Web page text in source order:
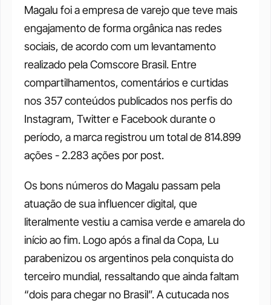
Magalu foi a empresa de varejo que teve mais
engajamento de forma orgânica nas redes
sociais, de acordo com um levantamento
realizado pela Comscore Brasil. Entre
compartilhamentos, comentários e curtidas
nos 357 conteúdos publicados nos perfis do
Instagram, Twitter e Facebook durante o
período, a marca registrou um total de 814.899
ações - 2.283 ações por post.
Os bons números do Magalu passam pela
atuação de sua influencer digital, que
literalmente vestiu a camisa verde e amarela do
início ao fim. Logo após a final da Copa, Lu
parabenizou os argentinos pela conquista do
terceiro mundial, ressaltando que ainda faltam
“dois para chegar no Brasil”. A cutucada nos